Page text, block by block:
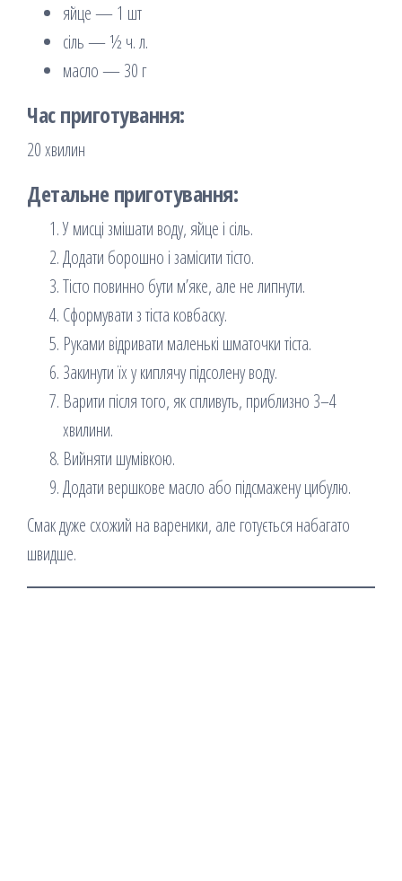
яйце — 1 шт
сіль — ½ ч. л.
масло — 30 г
Час приготування:
20 хвилин
Детальне приготування:
У мисці змішати воду, яйце і сіль.
Додати борошно і замісити тісто.
Тісто повинно бути м’яке, але не липнути.
Сформувати з тіста ковбаску.
Руками відривати маленькі шматочки тіста.
Закинути їх у киплячу підсолену воду.
Варити після того, як спливуть, приблизно 3–4
хвилини.
Вийняти шумівкою.
Додати вершкове масло або підсмажену цибулю.
Смак дуже схожий на вареники, але готується набагато
швидше.